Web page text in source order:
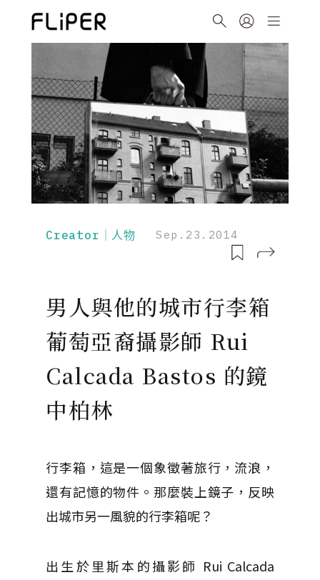
Creator｜人物 Sep.23.2014
男人與他的城市行李箱
葡萄亞裔攝影師 Rui
Calcada Bastos 的鏡
中柏林
行李箱，這是一個象徵著旅行，流浪，
還有記憶的物件。那麼裝上鏡子，反映
出城市另一風貌的行李箱呢？
出生於里斯本的攝影師 Rui Calcada